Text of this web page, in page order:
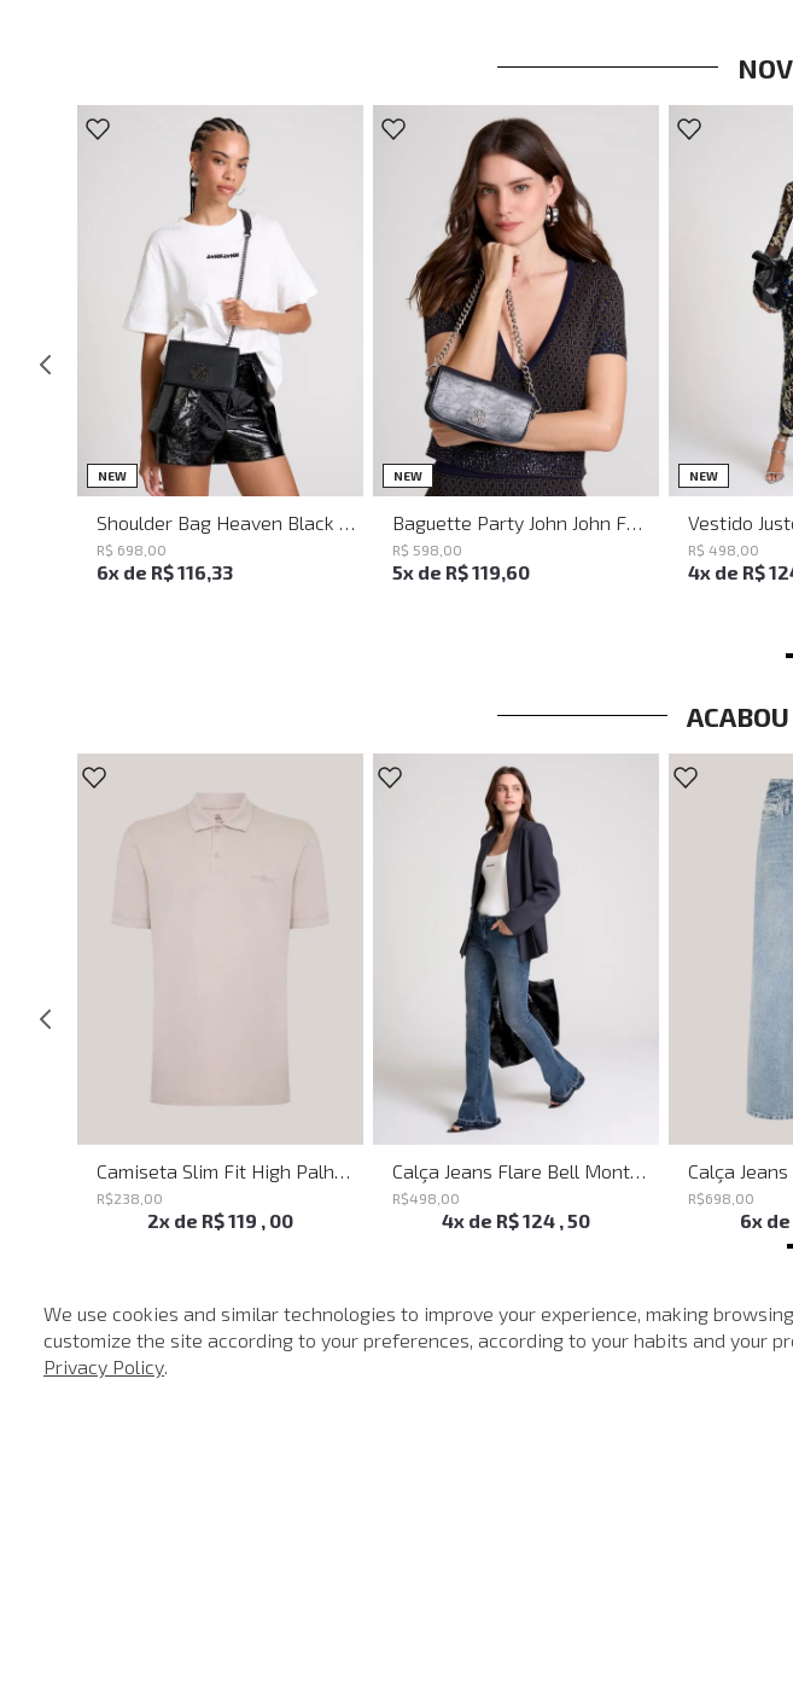
We use cookies and similar technologies to improve your experience, making
customize the site according to your preferences, according to your habits and your
Privacy Policy.
NEW UN
R$ 698 00
6x de R$116,33
NEW UN
Baguette Party John John Feminina
R$ 598 00
5x de R$119,60
NEW PP
R$ 498 00
4x de R$
R$238 00
2x de R$119 , 00
R$498 00
4x de R$124 , 50
R$698 00
6x de
40%